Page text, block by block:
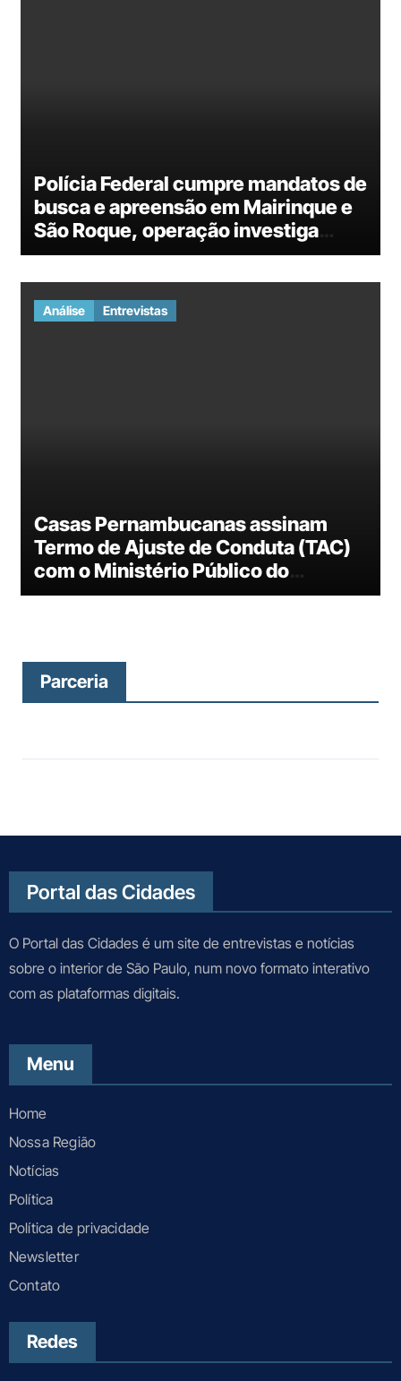
Polícia Federal cumpre mandatos de
busca e apreensão em Mairinque e
São Roque, operação investiga
fraude em licitação do governo do
Rio de Janeiro
Análise Entrevistas
Casas Pernambucanas assinam
Termo de Ajuste de Conduta (TAC)
com o Ministério Público do
Trabalho (MPTSP): processo
à escravidão
Parceria
Portal das Cidades
O Portal das Cidades é um site de entrevistas e notícias
sobre o interior de São Paulo, num novo formato interativo
com as plataformas digitais.
Menu
Home
Nossa Região
Notícias
Política
Política de privacidade
Newsletter
Contato
Redes